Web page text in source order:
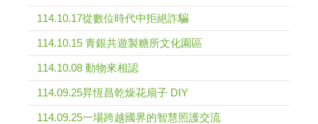
114.10.17從數位時代中拒絕詐騙
114.10.15 青銀共遊製糖所文化園區
114.10.08 動物來相認
114.09.25昇恆昌乾燥花扇子 DIY
114.09.25一場跨越國界的智慧照護交流